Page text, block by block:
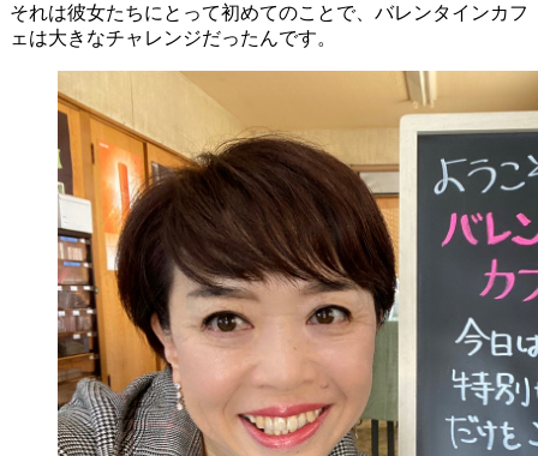
それは彼女たちにとって初めてのことで、バレンタインカフ
ェは大きなチャレンジだったんです。